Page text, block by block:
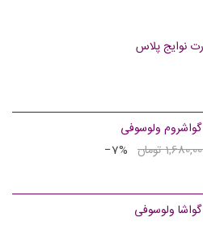
نوایج پلاس
ولوسوفی
تومان ‎−7%
ولوسوفی